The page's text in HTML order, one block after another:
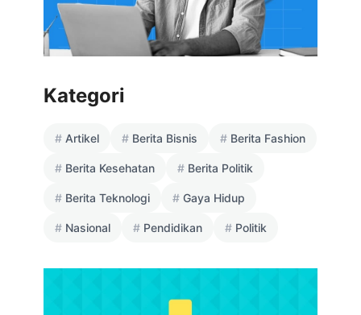
Kategori
Artikel Berita Bisnis Berita Fashion
Berita Kesehatan Berita Politik
Berita Teknologi Gaya Hidup
Nasional Pendidikan Politik